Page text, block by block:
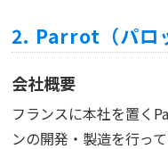
2. Parrot（パロ
会社概要
フランスに本社を置く
ンの開発・製造を行っ